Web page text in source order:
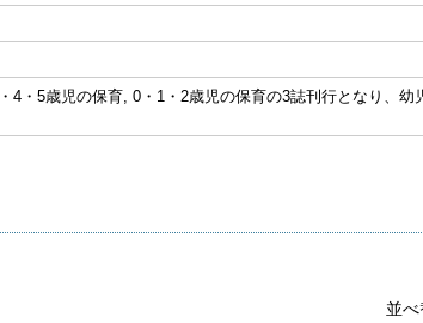
4・5歳児の保育, 0・1・2歳児の保育の3誌刊行となり、幼
並